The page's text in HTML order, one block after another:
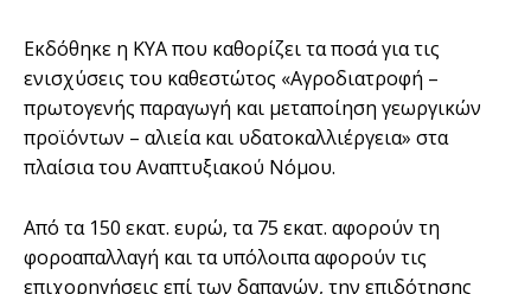
Εκδόθηκε η ΚΥΑ που καθορίζει τα ποσά για τις
ενισχύσεις του καθεστώτος «Αγροδιατροφή –
πρωτογενής παραγωγή και μεταποίηση γεωργικών
προϊόντων – αλιεία και υδατοκαλλιέργεια» στα
πλαίσια του Αναπτυξιακού Νόμου.
Από τα 150 εκατ. ευρώ, τα 75 εκατ. αφορούν τη
φοροαπαλλαγή και τα υπόλοιπα αφορούν τις
επιχορηγήσεις επί των δαπανών, την επιδότησης